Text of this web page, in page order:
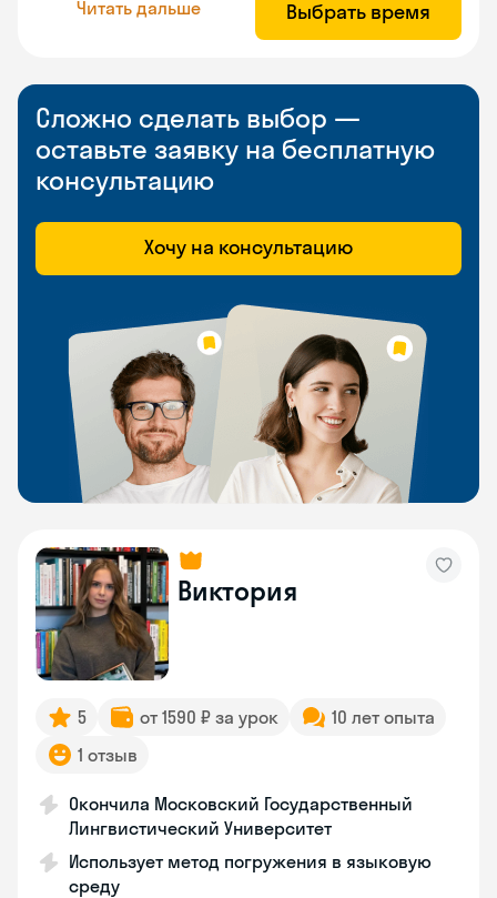
Читать дальше Выбрать время
Сложно сделать выбор —
оставьте заявку на бесплатную
консультацию
Хочу на консультацию
Виктория
5 от 1590 ₽ за урок
10 лет опыта
1 отзыв
Окончила Московский Государственный
Лингвистический Университет
Использует метод погружения в языковую
среду